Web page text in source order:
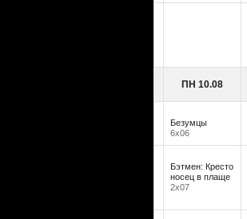
ПН 10.08
Безумцы
6х06
Бэтмен: Кресто
носец в плаще
2х07